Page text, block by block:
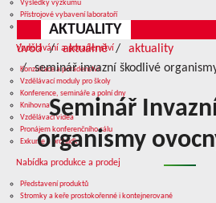
Výsledky výzkumu
Přístrojové vybavení laboratoří
Služby v oblasti výzkumu
Vzdělávání a poradenství
Konzultace a poradenství
Vzdělávací moduly pro školy
Konference, semináře a polní dny
Knihovna
Vzdělávací videa
Pronájem konferenčního sálu
Exkurze a prohlídky
Nabídka produkce a prodej
Představení produktů
Stromky a keře prostokořenné i kontejnerované
AKTUALITY
úvod aktuálně
aktuality
seminář invazní škodlivé
Seminář
organismy